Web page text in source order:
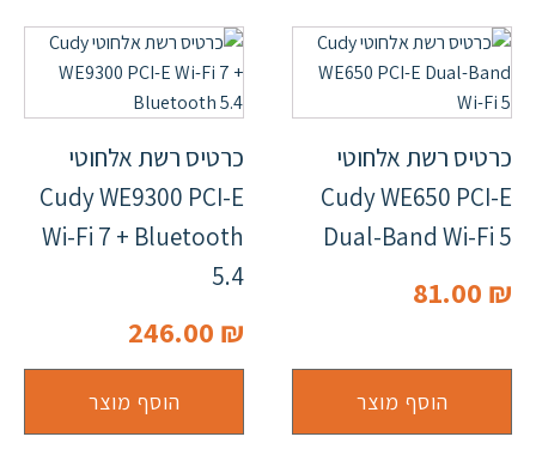
כרטיס רשת אלחוטי
Cudy WE650 PCI-E
Dual-Band Wi-Fi 5
81.00 ₪
הוסף מוצר
כרטיס רשת אלחוטי
Cudy WE9300 PCI-E
Wi-Fi 7 + Bluetooth
5.4
246.00 ₪
הוסף מוצר